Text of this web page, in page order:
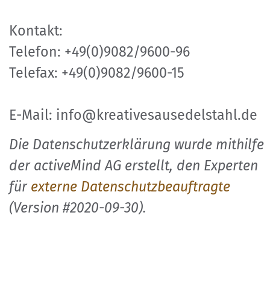
Kontakt:
Telefon: +49(0)9082/9600-96
Telefax: +49(0)9082/9600-15
E-Mail: info@kreativesausedelstahl.de
Die Datenschutzerklärung wurde mithilfe
der activeMind AG erstellt, den Experten
für externe Datenschutzbeauftragte
(Version #2020-09-30).